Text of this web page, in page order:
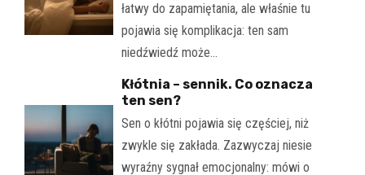
łatwy do zapamiętania, ale właśnie tu
pojawia się komplikacja: ten sam
niedźwiedź może…
Kłótnia – sennik. Co oznacza
ten sen?
Sen o kłótni pojawia się częściej, niż
zwykle się zakłada. Zazwyczaj niesie
wyraźny sygnał emocjonalny: mówi o